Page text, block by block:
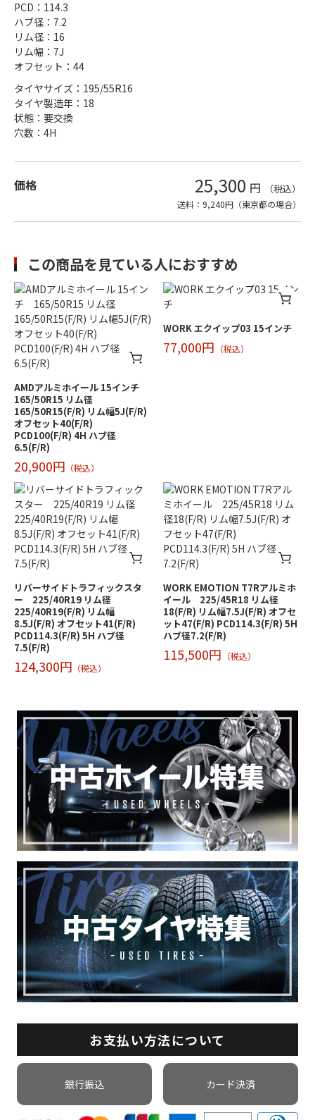
PCD：114.3
ハブ径：7.2
リム径：16
リム幅：7J
オフセット：44
タイヤサイズ：195/55R16
タイヤ製造年：18
状態：要交換
穴数：4H
価格 25,300 円 （税込）
送料：9,240円（東京都の場合）
この商品を見ている人におすすめ
AMDアルミホイール 15インチ
165/50R15 リム径
165/50R15(F/R) リム幅5J(F/R)
オフセット40(F/R)
PCD100(F/R) 4H ハブ径
6.5(F/R)
20,900円 （税込）
WORK エクイップ03 15インチ
77,000円 （税込）
リバーサイドトラフィックスタ
ー 225/40R19 リム径
225/40R19(F/R) リム幅
8.5J(F/R) オフセット41(F/R)
PCD114.3(F/R) 5H ハブ径
7.5(F/R)
124,300円 （税込）
WORK EMOTION T7Rアルミホ
イール 225/45R18 リム径
18(F/R) リム幅7.5J(F/R) オフセ
ット47(F/R) PCD114.3(F/R) 5H
ハブ径7.2(F/R)
115,500円 （税込）
お支払い方法について
銀行振込 カード決済